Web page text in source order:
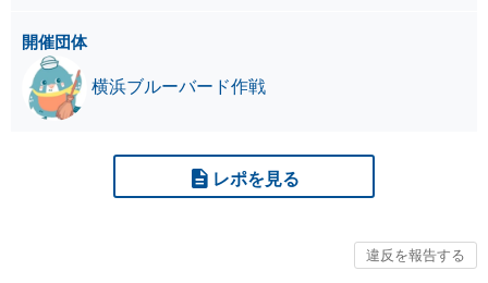
開催団体
横浜ブルーバード作戦
レポを見る